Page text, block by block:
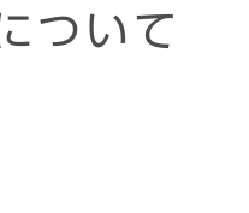
ついて